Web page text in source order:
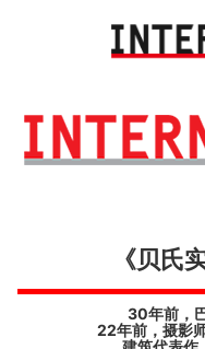
《贝氏
30年前，
22年前，摄影